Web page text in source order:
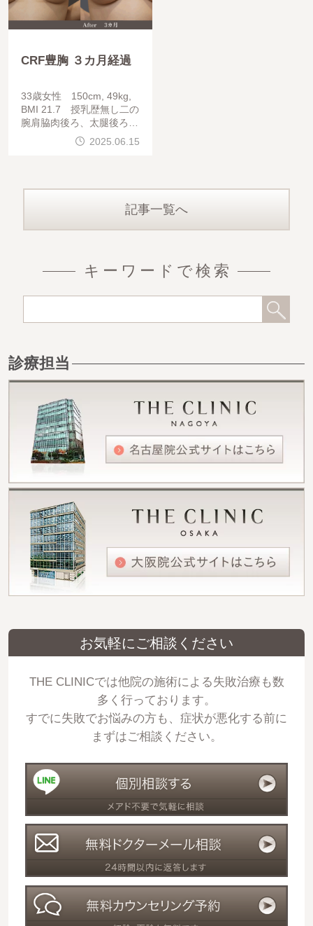
CRF豊胸 ３カ月経過
33歳女性 150cm, 49kg,
BMI 21.7 授乳歴無し二の
腕肩脇肉後ろ、太腿後ろ半
周(他院修正)からベイザー
脂肪吸引を行い、コンデン
2025.06.15
記事一覧へ
キーワードで検索
診療担当
お気軽にご相談ください
THE CLINICでは他院の施術による失敗治療も数
多く行っております。
すでに失敗でお悩みの方も、症状が悪化する前に
まずはご相談ください。